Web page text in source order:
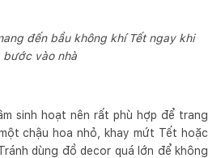
đến bầu không khí Tết ngay khi
bước vào nhà
sinh hoạt nên rất phù hợp để trang
chậu hoa nhỏ, khay mứt Tết hoặc
dùng đồ decor quá lớn để không